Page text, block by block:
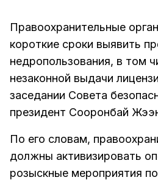
Правоохранительные
короткие сроки выявить
недропользования, в том
незаконной выдачи
заседании Совета
президент Сооронбай
По его словам,
должны активизировать
розыскные мероприятия